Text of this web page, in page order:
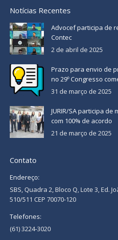
Notícias Recentes
Advocef participa de
Contec
2 de abril de 2025
Prazo para envio de
no 29º Congresso
31 de março de 2025
JURIR/SA participa de
com 100% de acordo
21 de março de 2025
Contato
Endereço:
SBS, Quadra 2, Bloco Q, Lote 3, Ed.
510/511 CEP 70070-120
Telefones:
(61) 3224-3020